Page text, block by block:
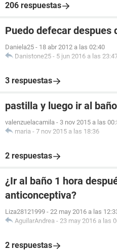
206 respuestas
Puedo defecar despues
Daniela25 - 18 abr 2012 a las 02:40
Danistone25 - 5 jun 2016 a las
3 respuestas
pastilla y luego ir al
valenzuelacamila - 3 nov 2015 a las
maria - 7 nov 2015 a las 18:36
2 respuestas
¿Ir al baño 1 hora
anticonceptiva?
Liza28121999 - 22 may 2016 a las
AguilarAndrea - 23 may 2016 a las
2 respuestas